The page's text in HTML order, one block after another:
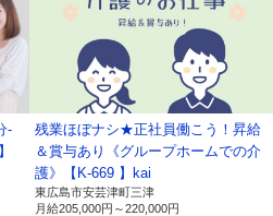
に伴う連絡などに利用します
務管理、福利厚生、健康管理、
どに利用します。
人番号情報
「社会保険手続き」、「税務処
す。
-
残業ほぼナシ★正社員働こう！昇給
＆賞与あり《グループホームでの介
護》【K-669 】kai
東広島市安芸津町三津
月給205,000円～220,000円